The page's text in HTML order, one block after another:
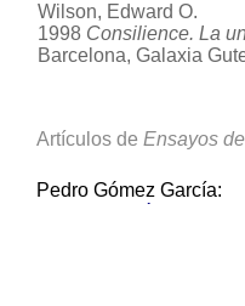
Wilson, Edward O.
1998 Consilience. La
Barcelona, Galaxia
Artículos de Ensayos
Pedro Gómez García: